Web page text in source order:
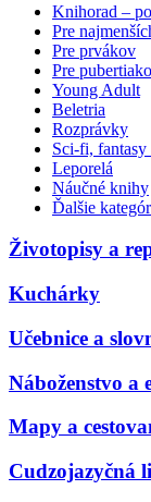
Knihorad –
Pre
Pre prvákov
Pre
Young Adult
Beletria
Rozprávky
Sci-fi,
Leporelá
Náučné knihy
Ďalšie
Životopisy a
Kuchárky
Učebnice a
Náboženstvo a
Mapy a
Cudzojazyčná